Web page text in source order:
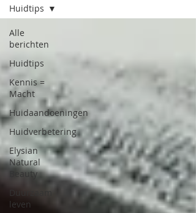
Alle
berichten
Huidtips
Kennis =
Macht
Huidaandoeningen
Huidverbetering
Elysian
Natural
Beauty
Duurzaam
leven
Huidtips